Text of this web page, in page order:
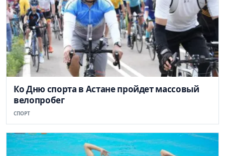
Ко Дню спорта в Астане пройдет массовый
велопробег
СПОРТ